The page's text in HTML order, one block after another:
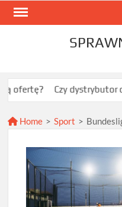
Skip
Czy dystrybutor odzieży
Home > Sport >